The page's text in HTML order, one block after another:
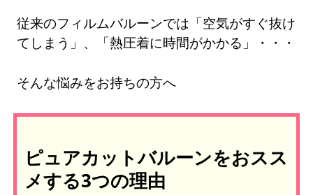
従来のフィルムバルーンでは「空気がすぐ抜け
てしまう」、「熱圧着に時間がかかる」・・・
そんな悩みをお持ちの方へ
ピュアカットバルーンをおスス
メする3つの理由